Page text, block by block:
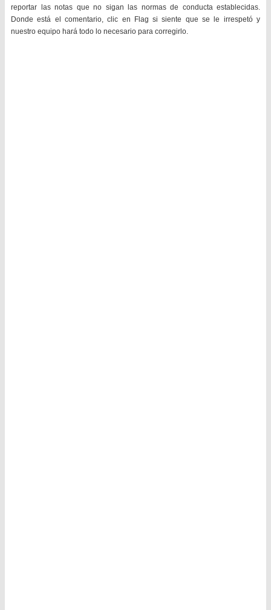
reportar las notas que no sigan las normas de conducta establecidas.
Donde está el comentario, clic en Flag si siente que se le irrespetó y
nuestro equipo hará todo lo necesario para corregirlo.